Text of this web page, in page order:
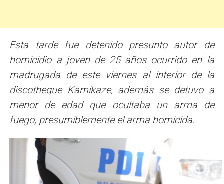
Esta tarde fue detenido presunto autor de
homicidio a joven de 25 años ocurrido en la
madrugada de este viernes al interior de la
discotheque Kamikaze, además se detuvo a
menor de edad que ocultaba un arma de
fuego, presumiblemente el arma homicida.